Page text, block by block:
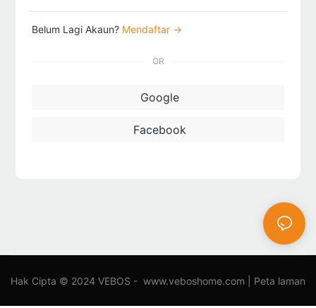
Belum Lagi Akaun? Mendaftar →
OR
Google
Facebook
Hak Cipta © 2024 VEBOS - www.veboshome.com Peta laman